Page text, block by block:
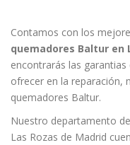
Contamos con los
quemadores Baltur en
encontrarás las
ofrecer en la reparación,
quemadores Baltur.
Nuestro departamento
Las Rozas de Madrid